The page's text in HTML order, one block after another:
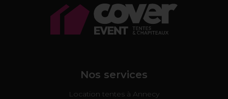
Nos services
Location tentes à Annecy